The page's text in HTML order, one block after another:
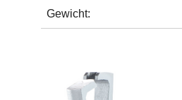
Gewicht: